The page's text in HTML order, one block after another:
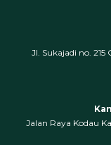
Jl. Sukajadi no. 215
Jalan Raya Kodau